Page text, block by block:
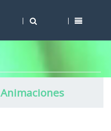
Animaciones